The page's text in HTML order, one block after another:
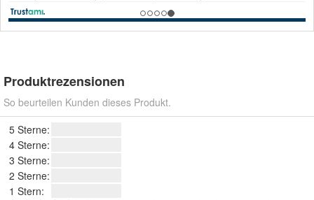
Produktrezensionen
So beurteilen Kunden dieses Produkt.
5 Sterne:
4 Sterne:
3 Sterne:
2 Sterne:
1 Stern: